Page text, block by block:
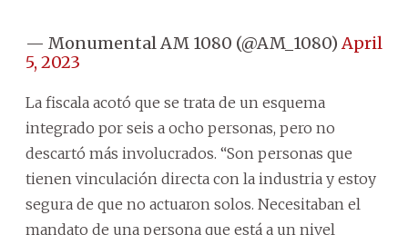
— Monumental AM 1080 (@AM_1080)April
5, 2023
La fiscala acotó que se trata de un esquema
integrado por seis a ocho personas, pero no
descartó más involucrados. “Son personas que
tienen vinculación directa con la industria y estoy
segura de que no actuaron solos. Necesitaban el
mandato de una persona que está a un nivel